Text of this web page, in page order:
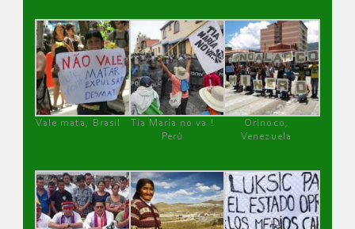
Vale mata, Brasil
Tía María no va !
Perú
Orinoco,
Venezuela